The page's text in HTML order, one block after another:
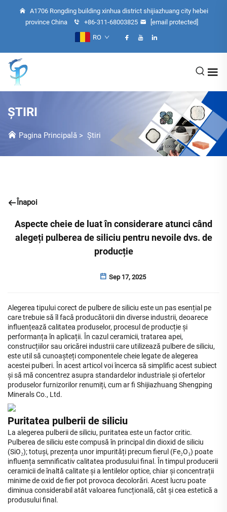
A1706 Rongding building xinhua district shijiazhuang city hebei
province China
+86-311-68003825
[email protected]
RO
ȘTIRI
Pagina Principală > Știri
Înapoi
Aspecte cheie de luat în considerare atunci când
alegeți pulberea de siliciu pentru nevoile dvs. de
producție
Sep 17, 2025
Alegerea tipului corect de pulbere de siliciu este un pas esențial pe
care trebuie să îl facă producătorii din diverse industrii, deoarece
influențează calitatea produselor, procesul de producție și
performanța în aplicații. În cazul ceramicii, tratarea apei,
construcțiilor sau oricărei industrii care utilizează pulbere de siliciu,
este util să cunoașteți componentele cheie legate de alegerea
acestei pulberi. În acest articol voi încerca să simplific acest subiect
și să mă concentrez asupra standardelor industriale și ofertelor
produselor furnizorilor renumiți, cum ar fi Shijiazhuang Shengping
Minerals Co., Ltd.
Puritatea pulberii de siliciu
La alegerea pulberii de siliciu, puritatea este un factor critic.
Pulberea de siliciu este compusă în principal din dioxid de siliciu
(SiO₂); totuși, prezența unor impurități precum fierul (Fe₂O₃) poate
influența semnificativ calitatea produsului final. În timpul producerii
ceramicii de înaltă calitate și a lentilelor optice, chiar și concentrații
minime de oxid de fier pot provoca decolorări. Acest lucru poate
diminua considerabil atât valoarea funcțională, cât și cea estetică a
produsului final.